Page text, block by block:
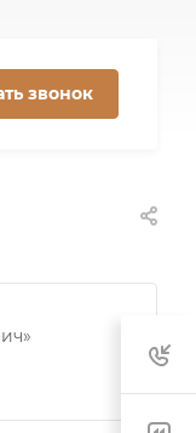
звонок